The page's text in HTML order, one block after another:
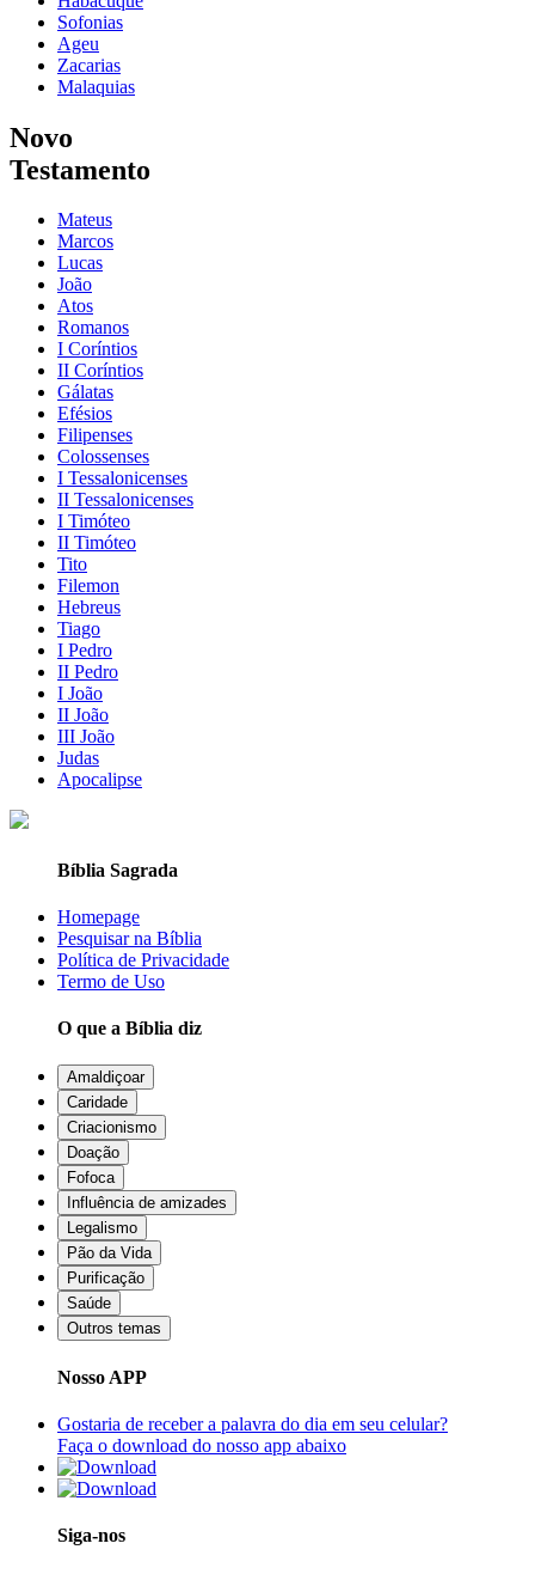
Sofonias
Ageu
Zacarias
Malaquias
Novo
Testamento
Mateus
Marcos
Lucas
João
Atos
Romanos
I Coríntios
II Coríntios
Gálatas
Efésios
Filipenses
Colossenses
I Tessalonicenses
II Tessalonicenses
I Timóteo
II Timóteo
Tito
Filemon
Hebreus
Tiago
I Pedro
II Pedro
I João
II João
III João
Judas
Apocalipse
Bíblia Sagrada
Homepage
Pesquisar na Bíblia
Política de Privacidade
Termo de Uso
O que a Bíblia diz
Amaldiçoar
Caridade
Criacionismo
Doação
Fofoca
Influência de amizades
Legalismo
Pão da Vida
Purificação
Saúde
Outros temas
Nosso APP
Gostaria de receber a palavra do dia em seu celular?
Faça o download do nosso app abaixo
Siga-nos